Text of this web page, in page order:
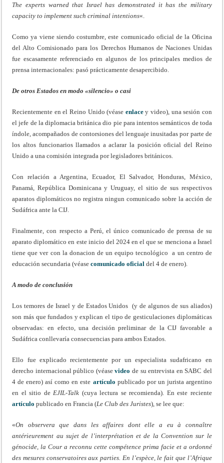
The experts warned that Israel has demonstrated it has the military
capacity to implement such criminal intentions«.
Como ya viene siendo costumbre, este comunicado oficial de la Oficina
del Alto Comisionado para los Derechos Humanos de Naciones Unidas
fue escasamente referenciado en algunos de los principales medios de
prensa internacionales: pasó prácticamente desapercibido.
De otros Estados en modo «silencio» o casi
Recientemente en el Reino Unido (véase enlacey video), una sesión con
el jefe de la diplomacia británica dio pie para intentos semánticos de toda
índole, acompañados de contorsiones del lenguaje inusitadas por parte de
los altos funcionarios llamados a aclarar la posición oficial del Reino
Unido a una comisión integrada por legisladores británicos.
Con relación a Argentina, Ecuador, El Salvador, Honduras, México,
Panamá, República Dominicana y Uruguay, el sitio de sus respectivos
aparatos diplomáticos no registra ningun comunicado sobre la acción de
Sudáfrica ante la CIJ.
Finalmente, con respecto a Perú, el único comunicado de prensa de su
aparato diplomático en este inicio del 2024 en el que se menciona a Israel
tiene que ver con la donacion de un equipo tecnológico a un centro de
educación secundaria (véasecomunicado oficial del 4 de enero).
A modo de conclusión
Los temores de Israel y de Estados Unidos (y de algunos de sus aliados)
son más que fundados y explican el tipo de gesticulaciones diplomáticas
observadas: en efecto, una decisión preliminar de la CIJ favorable a
Sudáfrica conllevaría consecuencias para ambos Estados.
Ello fue explicado recientemente por un especialista sudafricano en
derecho internacional público (véasevideo de su entrevista en SABC del
4 de enero) así como en este artículo publicado por un jurista argentino
en el sitio de EJIL-Talk (cuya lectura se recomienda). En este reciente
artículo publicado en Francia (Le Club des Juristes), se lee que:
«On observera que dans les affaires dont elle a eu à connaître
antérieurement au sujet de l’interprétation et de la Convention sur le
génocide, la Cour a reconnu cette compétence prima facie et a ordonné
des mesures conservatoires aux parties. En l’espèce, le fait que l’Afrique